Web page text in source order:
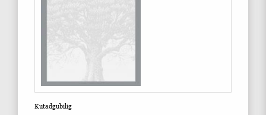
Kutadgubilig